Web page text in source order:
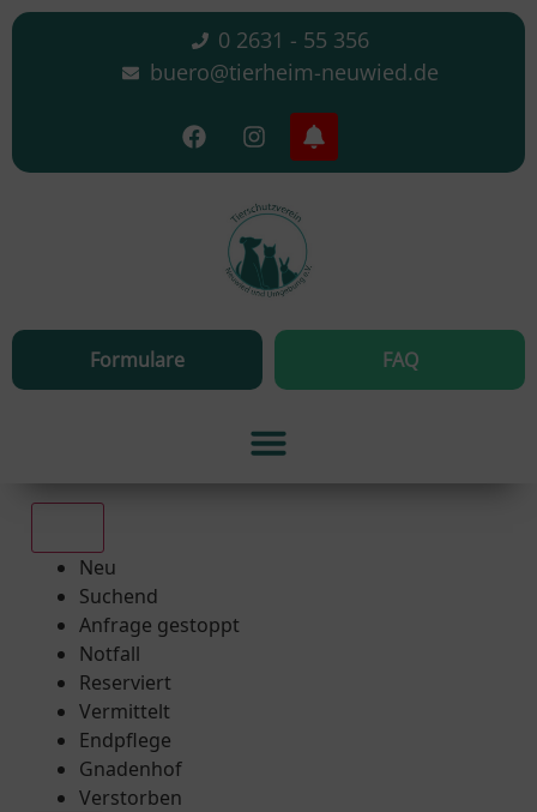
0 2631 - 55 356
buero@tierheim-neuwied.de
Formulare FAQ
Neu
Suchend
Anfrage gestoppt
Notfall
Reserviert
Vermittelt
Endpflege
Gnadenhof
Verstorben